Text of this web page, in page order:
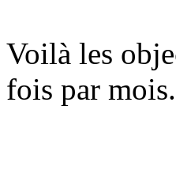
Voilà les
fois par